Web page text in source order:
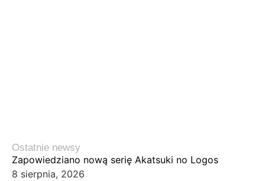
Ostatnie newsy
Zapowiedziano nową serię Akatsuki no Logos
8 sierpnia, 2026